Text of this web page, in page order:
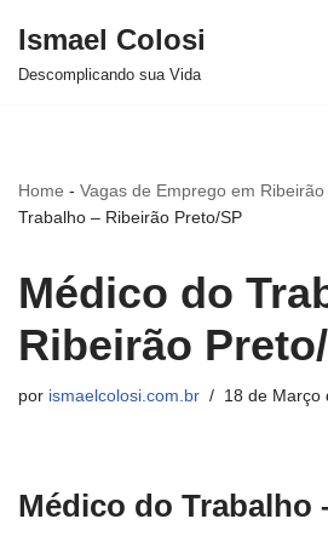
Avançar
Ismael Colosi
Descomplicando sua Vida
Home - Vagas de Emprego em
Trabalho – Ribeirão Preto/SP
Médico do
Ribeirão
por ismaelcolosi.com.br 18 de Março
Médico do Trabalho